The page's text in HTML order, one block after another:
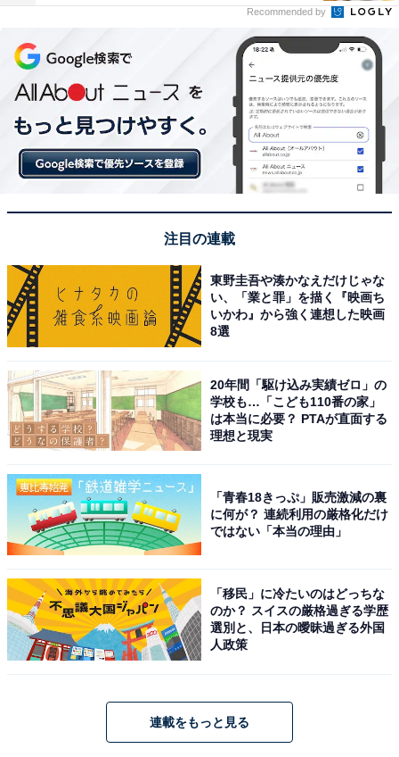
味付けの違いで喧嘩に発展!? 目玉焼きをめぐるエ
ピソード
フリーコメントには、目玉焼きをめぐる様々なエピソー
ドが寄せられました。
になった。（女性 34歳 愛知県）
目玉焼きはウスターソース派なので、当然のように
に怒られました。（女性 56歳 滋賀県）
醤油、主人は塩胡椒、息子はクレイージーソル
ト……。私はソースとマヨネーズと鰹節をかけて、
お好み焼き風にして食べるのも好きです。（女性
本アンケートでは醤油が多数派でしたが、目玉焼きに醤
油をかけるか、ソースをかけるか論争は多くのご家庭で
など、様々な調味料が合う目玉焼き。家族それぞれ好み
の味付けが違うというご家庭もあるようでした。
Recommended by
注目の連載
東野圭吾や湊かなえだけじゃな
い、「業と罪」を描く『映画ち
いかわ』から強く連想した映画
8選
20年間「駆け込み実績ゼロ」の
学校も…「こども110番の家」
は本当に必要？ PTAが直面する
理想と現実
「青春18きっぷ」販売激減の裏
に何が？ 連続利用の厳格化だけ
ではない「本当の理由」
「移民」に冷たいのはどっちな
のか？ スイスの厳格過ぎる学歴
選別と、日本の曖昧過ぎる外国
人政策
連載をもっと見る